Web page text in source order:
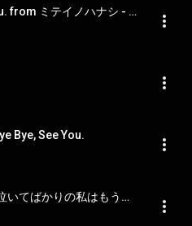
恋って難しい。feat. Aru. from ミテイノハナシ - Koitte Muzukashii. Feat. Aru. From Mitei no Hanashi (feat. Aru. From Mitei no Hanashi)
Bye, See You.
失恋ソング沢山聴いて 泣いてばかりの私はもう。acoustic ver. - Shitsurensongtakusankiitenaitebakarinowatashihamou. Acoustic Version